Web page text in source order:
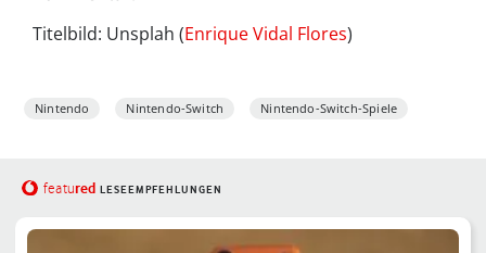
Titelbild: Unsplah (Enrique Vidal Flores)
Nintendo Nintendo-Switch Nintendo-Switch-Spiele
featured LESEEMPFEHLUNGEN